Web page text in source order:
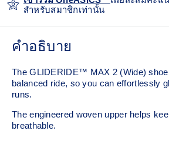
สำหรับสมาชิกเท่านั้น
คำอธิบาย
The GLIDERIDE™ MAX 2 (Wide)
balanced ride, so you can effortlessly
runs.
The engineered woven upper helps
breathable.